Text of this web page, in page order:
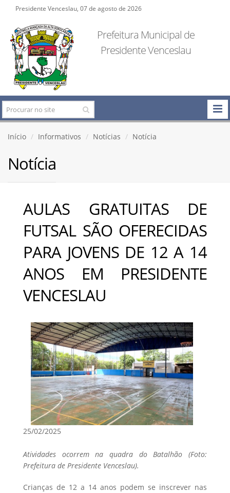
Presidente Venceslau, 07 de agosto de 2026
Prefeitura Municipal de
Presidente Venceslau
Início Informativos Notícias Notícia
Notícia
AULAS GRATUITAS DE
FUTSAL SÃO OFERECIDAS
PARA JOVENS DE 12 A 14
ANOS EM PRESIDENTE
VENCESLAU
25/02/2025
Atividades ocorrem na quadra do Batalhão (Foto:
Prefeitura de Presidente Venceslau).
Crianças de 12 a 14 anos podem se inscrever nas